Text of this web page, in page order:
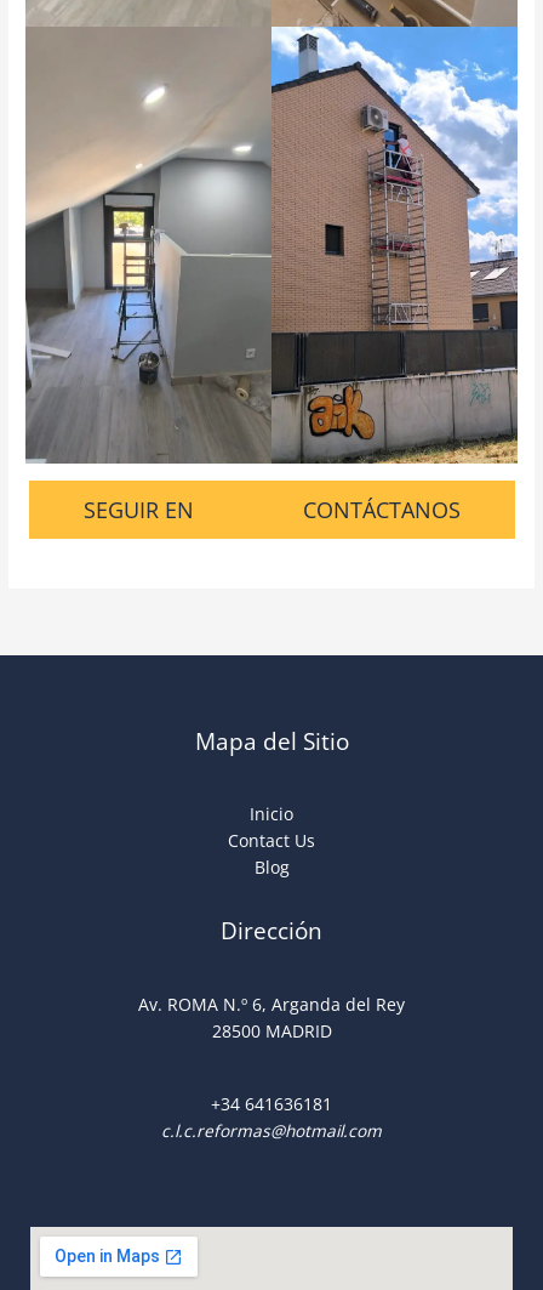
SEGUIR EN CONTÁCTANOS
Mapa del Sitio
Inicio
Contact Us
Blog
Dirección
Av. ROMA N.º 6, Arganda del Rey
28500 MADRID
+34 641636181
c.l.c.reformas@hotmail.com